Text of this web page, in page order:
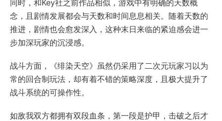
同时，和Key社之前作品相似，游戏中有明确的天数概
念，且剧情发展都会与天数和时间息息相关。随着天数的
推进，剧情也会愈发深入，这种末日来临的紧迫感会进一
步加深玩家的沉浸感。
战斗方面，《绯染天空》虽然仍采用了二次元玩家习以为
常的回合制玩法，却有着不错的策略深度，且极大提升了
战斗系统的可操作性。
如敌我双方都拥有双段血条，第一段是护甲，击破之后才